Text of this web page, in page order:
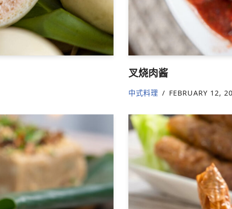
叉烧肉酱
中式料理 FEBRUARY 12,